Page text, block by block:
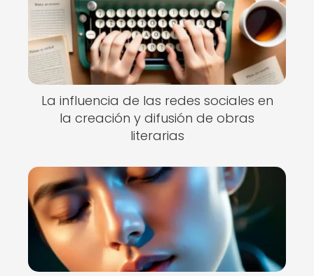
La influencia de las redes sociales en
la creación y difusión de obras
literarias